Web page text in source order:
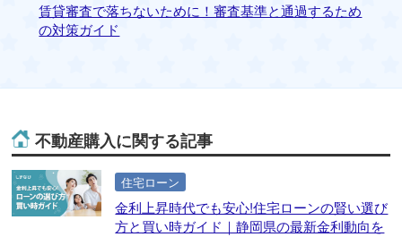
賃貸審査で落ちないために！審査基準と通過するため
の対策ガイド
不動産購入に関する記事
住宅ローン
金利上昇時代でも安心!住宅ローンの賢い選び
方と買い時ガイド｜静岡県の最新金利動向を